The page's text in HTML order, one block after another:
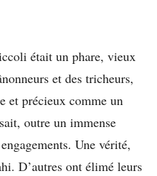
était un phare, vieux
et des tricheurs,
et précieux comme un
outre un immense
Une vérité,
D’autres ont élimé leurs